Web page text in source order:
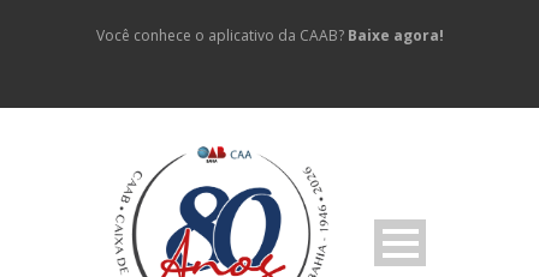
Você conhece o aplicativo da CAAB? Baixe agora!